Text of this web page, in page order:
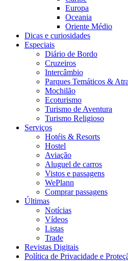
Europa
Oceania
Oriente Médio
Dicas e curiosidades
Especiais
Diário de Bordo
Cruzeiros
Intercâmbio
Parques Temáticos &
Mochilão
Ecoturismo
Turismo de Aventura
Turismo Religioso
Serviços
Hotéis & Resorts
Hostel
Aviação
Aluguel de carros
Vistos e passagens
WePlann
Comprar passagens
Últimas
Notícias
Vídeos
Listas
Trade
Revistas Digitais
Política de Privacidade e